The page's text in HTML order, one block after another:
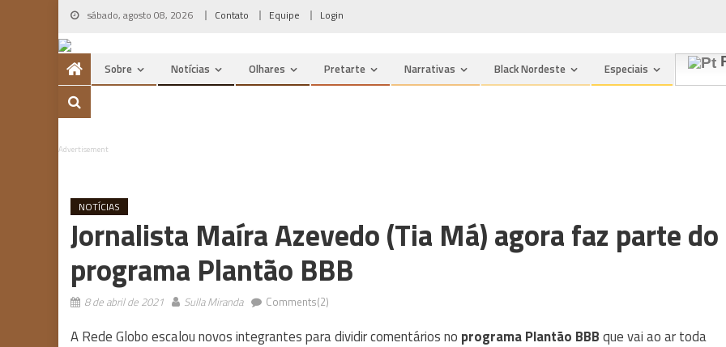
Skip
content
sábado, agosto 08, 2026 Contato Equipe Login
Sobre Notícias Olhares Pretarte Narrativas Black Nordeste Especiais
Advertisement
NOTÍCIAS
Jornalista Maíra Azevedo (Tia Má) agora faz parte do
programa Plantão BBB
8 de abril de 2021 Sulla Miranda Comments(2)
A Rede Globo escalou novos integrantes para dividir comentários no programa Plantão BBBque vai ao ar toda